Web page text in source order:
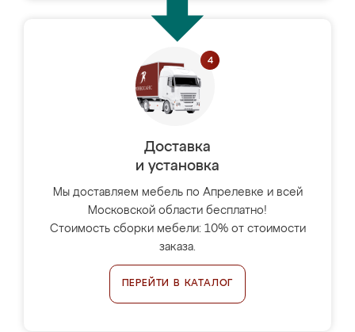
Доставка
и установка
Мы доставляем мебель по Апрелевке и всей
Московской области бесплатно!
Стоимость сборки мебели: 10% от стоимости
заказа.
ПЕРЕЙТИ В КАТАЛОГ